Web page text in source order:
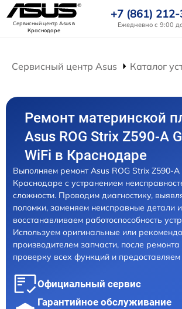
Сервисный центр Asusв
Краснодаре
+7 (861)
Ежедневно с 9:00
Сервисный центр Asus Каталог
Ремонт материнской
Asus ROG Strix Z590-A
WiFi в Краснодаре
Выполняем ремонт Asus ROG Strix Z590-A
Краснодаре с устранением
сложности. Проводим диагностику,
поломки, заменяем неисправные детали и
восстанавливаем работоспособность
Используем оригинальные или
производителем запчасти, после
проверку всех функций и
Официальный сервис
Гарантийное обслуживание